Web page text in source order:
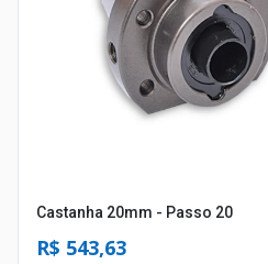
Castanha 20mm - Passo 20
R$ 543,63